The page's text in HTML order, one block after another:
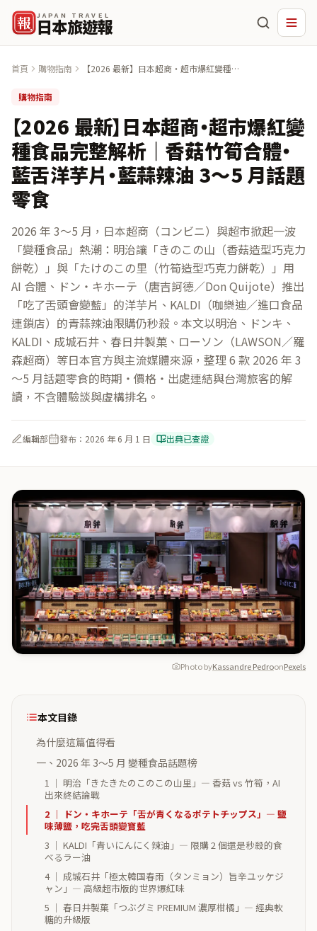
報 JAPAN TRAVEL
日本旅遊報
首頁 購物指南
【2026 最新】日本超商・超市爆紅變種食
購物指南
【2026 最新】日本超商・超市爆紅變
種食品完整解析｜香菇竹筍合體・
藍舌洋芋片・藍蒜辣油 3〜5 月話題
零食
2026 年 3〜5 月，日本超商（コンビニ）與超市掀起一波
「變種食品」熱潮：明治讓「きのこの山（香菇造型巧克力
餅乾）」與「たけのこの里（竹筍造型巧克力餅乾）」用
AI 合體、ドン・キホーテ（唐吉訶德／Don Quijote）推出
「吃了舌頭會變藍」的洋芋片、KALDI（咖樂迪／進口食品
連鎖店）的青蒜辣油限購仍秒殺。本文以明治、ドンキ、
KALDI、成城石井、春日井製菓、ローソン（LAWSON／羅
森超商）等日本官方與主流媒體來源，整理 6 款 2026 年 3
〜5 月話題零食的時期・價格・出處連結與台灣旅客的解
讀，不含體驗談與虛構排名。
編輯部 發布： 2026 年 6 月 1 日 出典已查證
Photo byKassandre PedroonPexels
本文目錄
為什麼這篇值得看
一、2026 年 3〜5 月 變種食品話題榜
1 ｜ 明治「きたきたのこのこの山里」— 香菇 vs 竹筍，AI
出來終結論戰
2 ｜ ドン・キホーテ「舌が青くなるポテトチップス」— 鹽
味薄鹽，吃完舌頭變寶藍
3 ｜ KALDI「青いにんにく辣油」— 限購 2 個還是秒殺的食
べるラー油
4 ｜ 成城石井「極太韓国春雨（タンミョン）旨辛ユッケジ
ャン」— 高級超市版的世界爆紅味
5 ｜ 春日井製菓「つぶグミ PREMIUM 濃厚柑橘」— 經典軟
糖的升級版